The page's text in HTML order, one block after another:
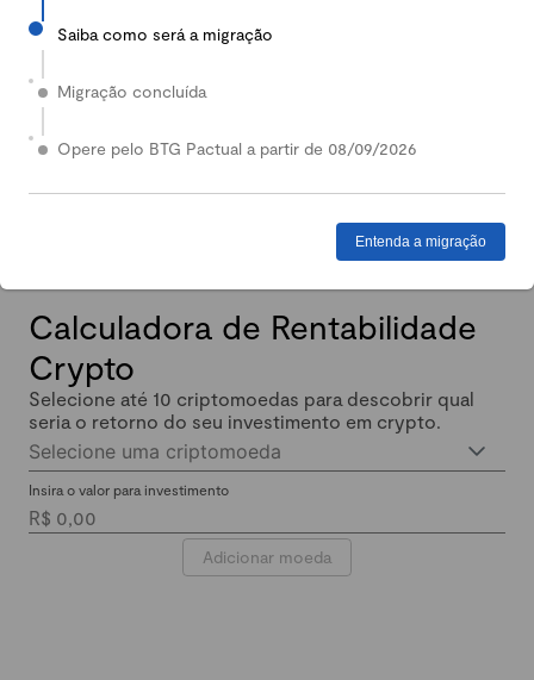
2024
Em 2024, nossa Carteira Conservadora mais que
Enquanto isso, quem investiu em Renda Fixa lucrou
Calculadora de Rentabilidade
Crypto
Selecione até 10 criptomoedas para descobrir qual
seria o retorno do seu investimento em crypto.
Selecione uma criptomoeda
Insira o valor para investimento
Adicionar moeda
Saiba como será a migração
Migração concluída
Opere pelo BTG Pactual a partir de 08/09/2026
Entenda a migração